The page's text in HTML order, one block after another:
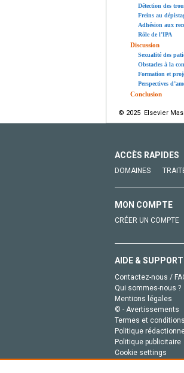
Détection des
Freins au
Adhésion aux
Rôle de l’IPA
Discussion
Sexualité des
Obstacles à la
Formation et
Perspectives
Conclusion
© 2025 Elsevier
ACCÈS RAPIDES
DOMAINES
MON COMPTE
CRÉER UN COMPTE
AIDE & SUPPORT
Contactez-nous /
Qui sommes-nous ?
Mentions légales
© - Avertissements
Termes et
Politique
Politique publicitaire
Cookie settings